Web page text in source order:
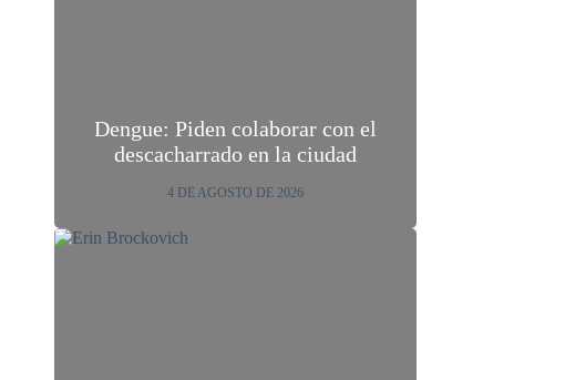
Dengue: Piden colaborar con el
descacharrado en la ciudad
4 DE AGOSTO DE 2026